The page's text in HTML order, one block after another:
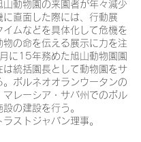
山動物園の来園者が年々減少
に直面した際には、行動展
イムなどを具体化して危機を
物の命を伝える展示に力を注
に15年務めた旭山動物園園
は統括園長として動物園をサ
。ボルネオオランウータンの
マレーシア・サバ州でのボル
の建設を行う。
ストジャパン理事。